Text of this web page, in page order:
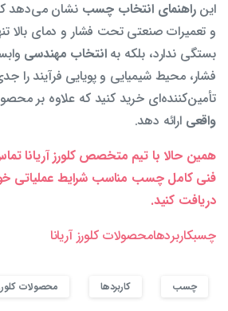
اینراهنمای انتخاب چسب نشان می‌دهد
و تعمیرات صنعتی تحت فشار و دمای بالا
بستگی ندارد، بلکه بهانتخاب مهندسی
فشار، محیط شیمیایی و پویایی فرآیند را
تأمین‌کننده‌ای خرید کنید که علاوه بر
واقعی ارائه دهد.
همین حالا با تیم متخصص کلورز آریانا
فنی کامل چسب مناسب شرایط عملیاتی
دریافت کنید.
چسبکاربردهامحصولات کلورز آریانا
چسب کاربردها محصولات کلورز